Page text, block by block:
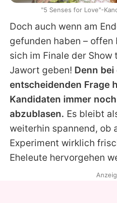
Doch auch wenn am
gefunden haben –
sich im Finale der
Jawort geben! Denn
entscheidenden Frage
Kandidaten immer
abzublasen. Es bleibt
weiterhin spannend, ob
Experiment wirklich
Eheleute hervorgehen
"5 Senses for Love"-